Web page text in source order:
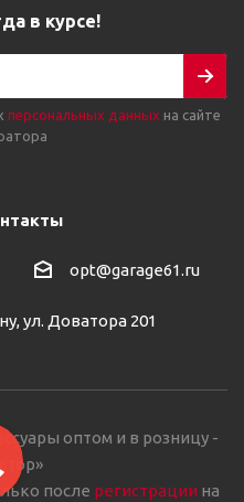
в курсе!
персональных данных на сайте
opt@garage61.ru
ул. Доватора 201
оптом и в розницу -
после регистрации на